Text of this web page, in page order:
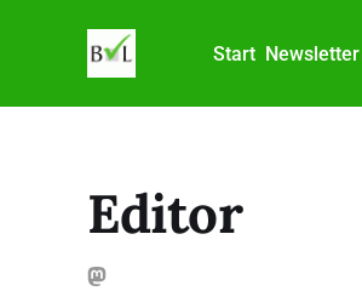
Start Newsletter
Editor